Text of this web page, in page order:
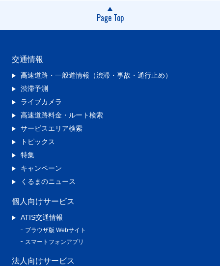
Page Top
交通情報
高速道路・一般道情報（渋滞・事故・通行止め）
渋滞予測
ライブカメラ
高速道路料金・ルート検索
サービスエリア検索
トピックス
特集
キャンペーン
くるまのニュース
個人向けサービス
ATIS交通情報
ブラウザ版 Webサイト
スマートフォンアプリ
法人向けサービス